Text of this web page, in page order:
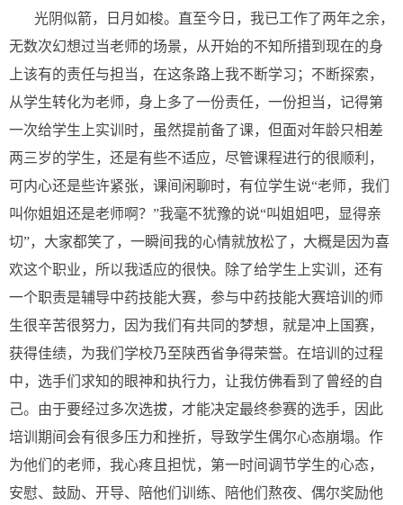
光阴似箭，日月如梭。直至今日，我已工作了两年之余，
无数次幻想过当老师的场景，从开始的不知所措到现在的身
上该有的责任与担当，在这条路上我不断学习；不断探索，
从学生转化为老师，身上多了一份责任，一份担当，记得第
一次给学生上实训时，虽然提前备了课，但面对年龄只相差
两三岁的学生，还是有些不适应，尽管课程进行的很顺利，
可内心还是些许紧张，课间闲聊时，有位学生说“老师，我们
叫你姐姐还是老师啊？”我毫不犹豫的说“叫姐姐吧，显得亲
切”，大家都笑了，一瞬间我的心情就放松了，大概是因为喜
欢这个职业，所以我适应的很快。除了给学生上实训，还有
一个职责是辅导中药技能大赛，参与中药技能大赛培训的师
生很辛苦很努力，因为我们有共同的梦想，就是冲上国赛，
获得佳绩，为我们学校乃至陕西省争得荣誉。在培训的过程
中，选手们求知的眼神和执行力，让我仿佛看到了曾经的自
己。由于要经过多次选拔，才能决定最终参赛的选手，因此
培训期间会有很多压力和挫折，导致学生偶尔心态崩塌。作
为他们的老师，我心疼且担忧，第一时间调节学生的心态，
安慰、鼓励、开导、陪他们训练、陪他们熬夜、偶尔奖励他